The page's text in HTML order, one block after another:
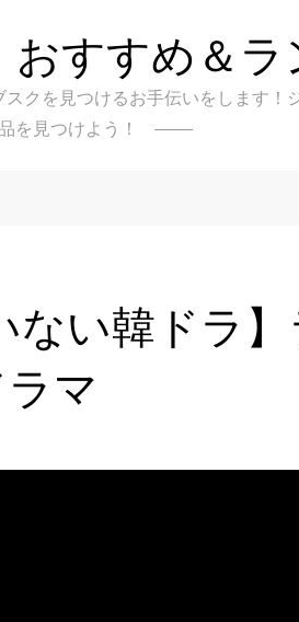
すすめ＆
を見つけるお手伝いをします！
を見つけよう！
ない韓ドラ
マ